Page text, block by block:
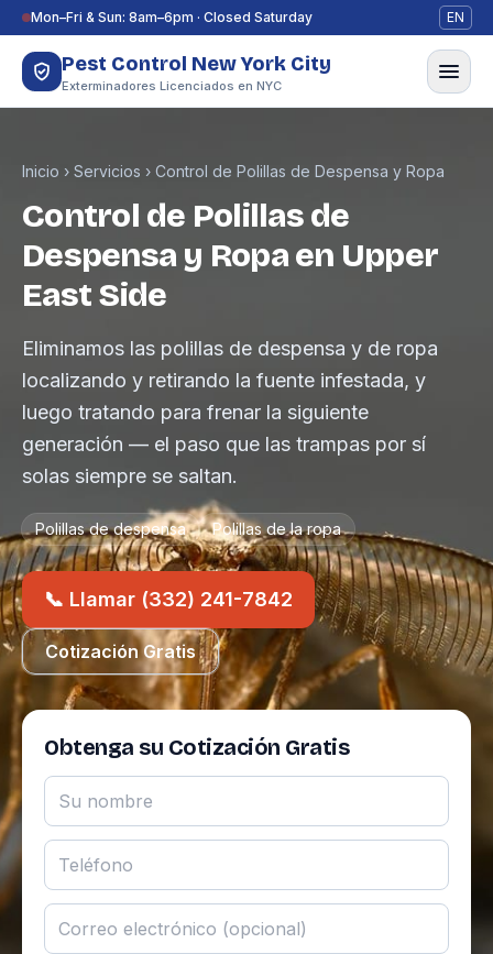
Saltar al contenido
Mon–Fri & Sun: 8am–6pm · Closed Saturday EN
Pest Control New York City
Exterminadores Licenciados en NYC
Inicio › Servicios › Control de Polillas de Despensa y Ropa
Control de Polillas de
Despensa y Ropa en Upper
East Side
Eliminamos las polillas de despensa y de ropa
localizando y retirando la fuente infestada, y
luego tratando para frenar la siguiente
generación — el paso que las trampas por sí
solas siempre se saltan.
Polillas de despensa Polillas de la ropa
📞 Llamar (332) 241-7842
Cotización Gratis
Obtenga su Cotización Gratis